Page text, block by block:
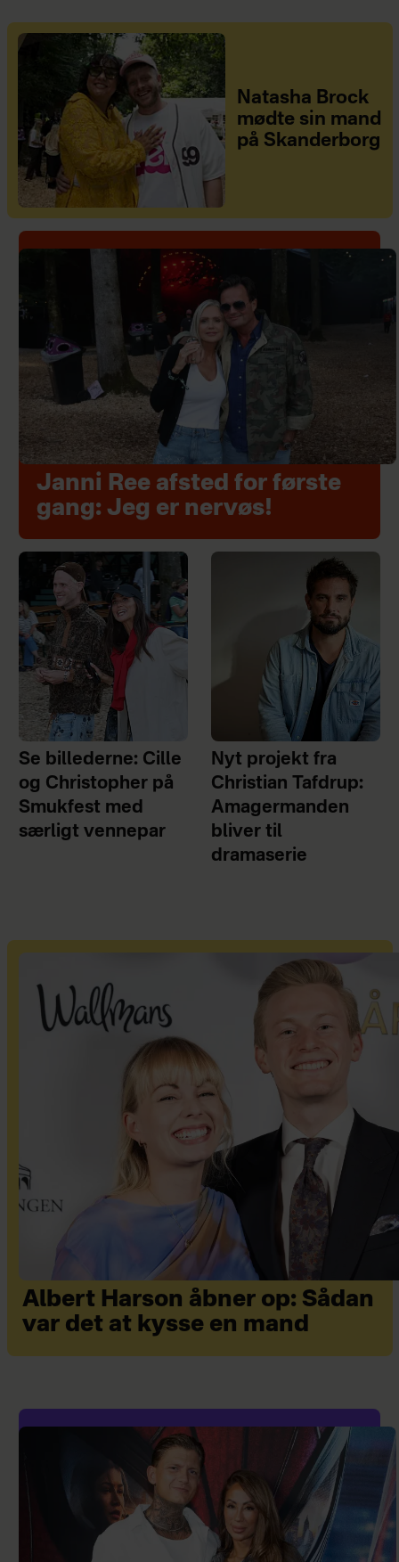
Natasha Brock
mødte sin mand
på Skanderborg
Janni Ree afsted for første
gang: Jeg er nervøs!
Se billederne: Cille
og Christopher på
Smukfest med
særligt vennepar
Nyt projekt fra
Christian Tafdrup:
Amagermanden
bliver til
dramaserie
Albert Harson åbner op: Sådan
var det at kysse en mand